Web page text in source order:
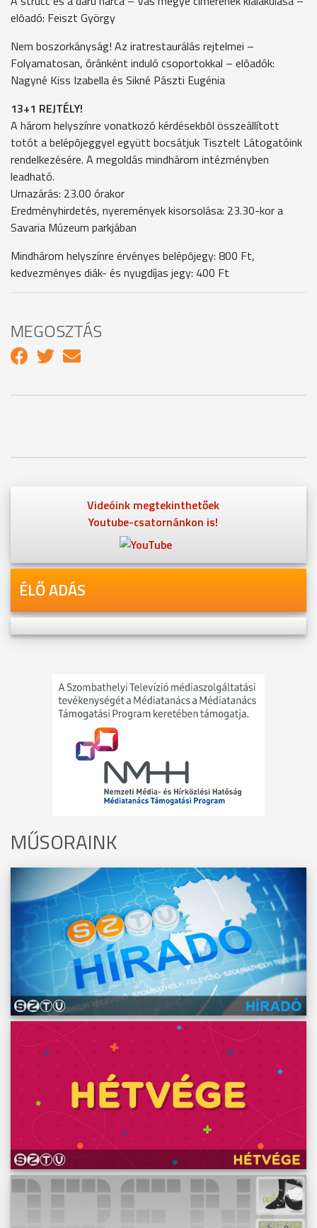
elôadó: Feiszt György
Nem boszorkányság! Az iratrestaurálás rejtelmei –
Folyamatosan, óránként induló csoportokkal – elôadók:
Nagyné Kiss Izabella és Sikné Pászti Eugénia
13+1 REJTÉLY!
A három helyszínre vonatkozó kérdésekbôl összeállított
totót a belépôjeggyel együtt bocsátjuk Tisztelt Látogatóink
rendelkezésére. A megoldás mindhárom intézményben
leadható.
Urnazárás: 23.00 órakor
Eredményhirdetés, nyeremények kisorsolása: 23.30-kor a
Savaria Múzeum parkjában
Mindhárom helyszínre érvényes belépôjegy: 800 Ft,
kedvezményes diák- és nyugdíjas jegy: 400 Ft
MEGOSZTÁS
Videóink megtekinthetőek
Youtube-csatornánkon is!
ÉLŐ ADÁS
MŰSORAINK